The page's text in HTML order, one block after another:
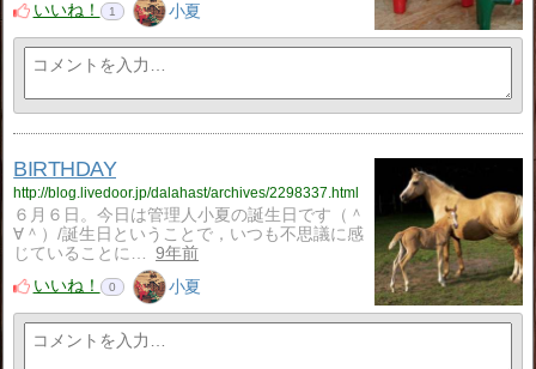
いいね！
1 小夏
BIRTHDAY
http://blog.livedoor.jp/dalahast/archives/2298337.html
６月６日。今日は管理人小夏の誕生日です（＾
∀＾）/誕生日ということで，いつも不思議に感
じていることに…
9年前
いいね！
0 小夏